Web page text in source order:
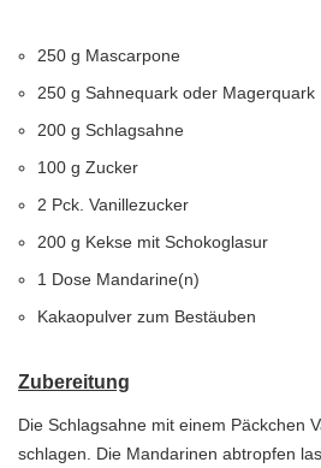
250 g Mascarpone
250 g Sahnequark oder Magerquark
200 g Schlagsahne
100 g Zucker
2 Pck. Vanillezucker
200 g Kekse mit Schokoglasur
1 Dose Mandarine(n)
Kakaopulver zum Bestäuben
Zubereitung
Die Schlagsahne mit einem Päckchen
schlagen. Die Mandarinen abtropfen